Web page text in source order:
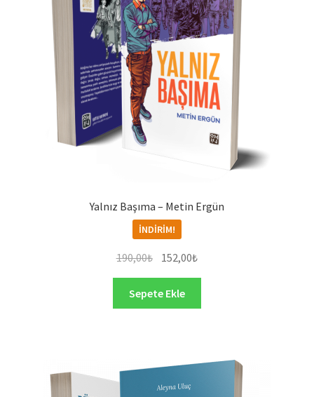
Yalnız Başıma – Metin Ergün
İNDIRIM!
190,00₺ Orijinal
190,00₺.
152,00₺Şu
152,00₺.
Sepete Ekle